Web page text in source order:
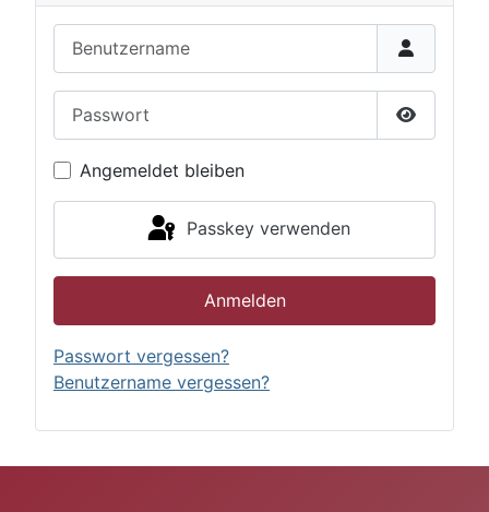
Passwort
Angemeldet bleiben
Passkey verwenden
Anmelden
Passwort vergessen?
Benutzername vergessen?